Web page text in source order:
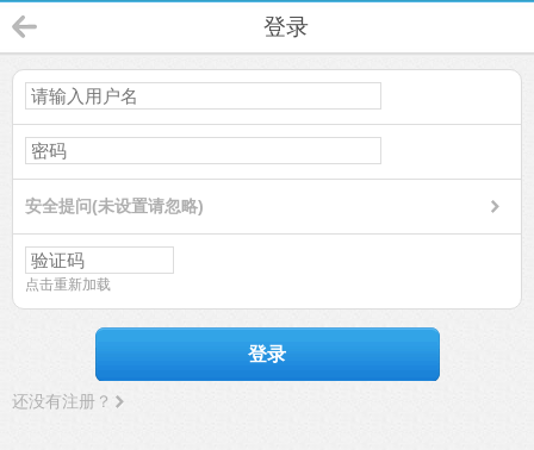
登录
安全提问(未设置请忽略)
点击重新加载
登录
还没有注册？